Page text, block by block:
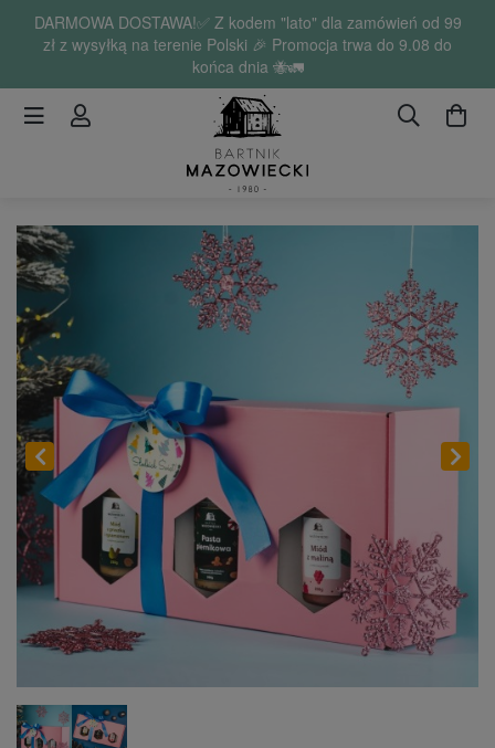
DARMOWA DOSTAWA!✅ Z kodem "lato" dla zamówień od 99
zł z wysyłką na terenie Polski 🎉 Promocja trwa do 9.08 do
końca dnia 🐝🚛